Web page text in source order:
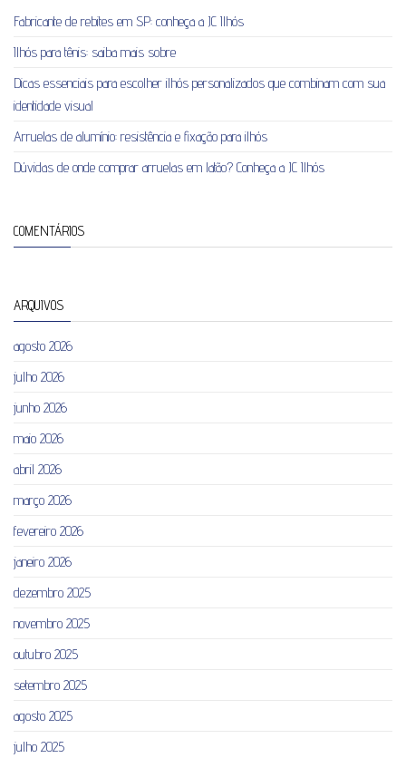
Fabricante de rebites em SP: conheça a JC Ilhós
Ilhós para tênis: saiba mais sobre
Dicas essenciais para escolher ilhós personalizados que combinam com sua
identidade visual
Arruelas de alumínio: resistência e fixação para ilhós
Dúvidas de onde comprar arruelas em latão? Conheça a JC Ilhós
COMENTÁRIOS
ARQUIVOS
agosto 2026
julho 2026
junho 2026
maio 2026
abril 2026
março 2026
fevereiro 2026
janeiro 2026
dezembro 2025
novembro 2025
outubro 2025
setembro 2025
agosto 2025
julho 2025